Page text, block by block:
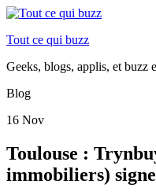
Tout ce qui buzz
Geeks, blogs, applis, et buzz
Blog
16 Nov
Toulouse :
immobiliers)